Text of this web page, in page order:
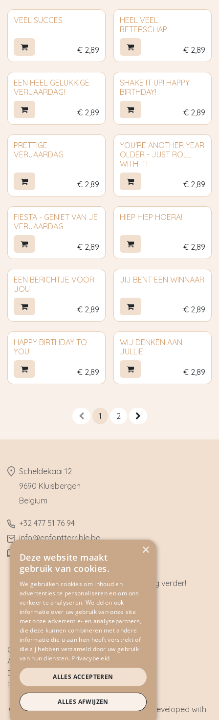
VEEL SUCCES
€ 2,89
HEEL VEEL
BETERSCHAP
€ 2,89
EEN HEEL GELUKKIGE
VERJAARDAG!
€ 2,89
SHAKE IT UP! HAPPY
BIRTHDAY!
€ 2,89
PRETTIGE
VERJAARDAG
€ 2,89
YOU'RE ANOTHER YEAR
OLDER - JUST ROLL
WITH IT!
€ 2,89
FIESTA - GENIET VAN JE
VERJAARDAG
€ 2,89
HIEP HIEP HOERA!
€ 2,89
EEN BERICHTJE VOOR
JOU
€ 2,89
JIJ BENT EEN WINNAAR
€ 2,89
HAPPY BIRTHDAY TO
YOU
€ 2,89
WIJ DENKEN AAN
JULLIE
€ 2,89
1 2
​Scheldekaai 12
9690 Kluisbergen
​Belgium
​+32 477 51 76 94
​info@enfantterrible.be
BE0636790746
Heeft u vragen? Wij helpen u graag verder!
CONTACT
Cookie Policy
Algemene voorwaarden
Disclaimer
Privacy Policy
Copyright © 2026 - All rights reserved - Developed with
×
Deze website maakt
gebruik van cookies.
We gebruiken cookies om inhoud en
advertenties te personaliseren en om ons
verkeer te analyseren. We delen ook
informatie over uw gebruik van onze site
met onze advertentie- en analysepartners,
die deze kunnen combineren met andere
informatie die u aan hen heeft verstrekt of
die zij hebben verzameld door uw gebruik
van hun diensten. Privacybeleid
ALLES ACCEPTEREN
ALLES AFWIJZEN